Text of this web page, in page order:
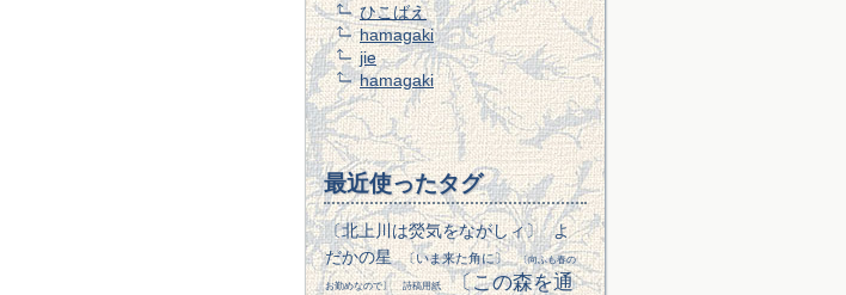
ひこばえ
hamagaki
jie
hamagaki
最近使ったタグ
〔北上川は熒気をながしィ〕 よ
だかの星
〔いま来た角に〕 〔向ふも春の
お勤めなので〕 詩稿用紙
〔この森を通